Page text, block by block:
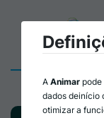
A Animar
dados deinício
otimizar a